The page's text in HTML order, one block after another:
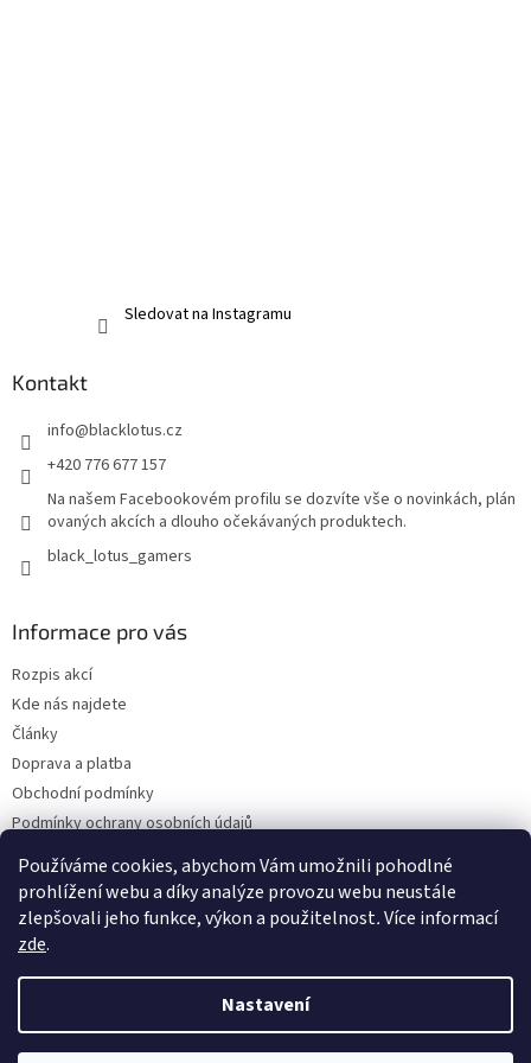
Používáme cookies, abychom Vám umožnili pohodlné
prohlížení webu a díky analýze provozu webu neustále
zlepšovali jeho funkce, výkon a použitelnost.Více informací
zde.
Nastavení
Sledovat na Instagramu
Kontakt
info@blacklotus.cz
+420 776 677 157
Na našem Facebookovém profilu se dozvíte vše o novinkách, plán
ovaných akcích a dlouho očekávaných produktech.
black_lotus_gamers
Informace pro vás
Rozpis akcí
Kde nás najdete
Články
Doprava a platba
Obchodní podmínky
Podmínky ochrany osobních údajů
Bonusový program - kredity
Odběr Newsletterů